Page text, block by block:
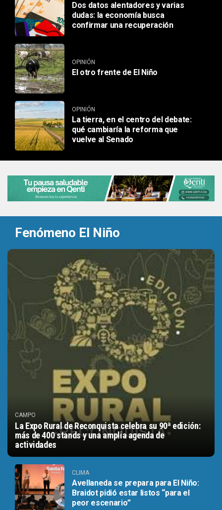
Dos datos alentadores y varias
dudas: la economía busca
confirmar una recuperación
OPINIÓN
El otro frente de El Niño
OPINIÓN
La tierra, en el centro del debate:
qué cambiaría la reforma que
vuelve al Senado
Fenómeno El Niño
CAMPO
La Expo Rural de Reconquista celebra su 90ª edición:
más de 400 stands y una amplia agenda de
actividades
CLIMA
Avellaneda se prepara para El Niño:
Braidot pidió estar listos “para el
peor escenario”